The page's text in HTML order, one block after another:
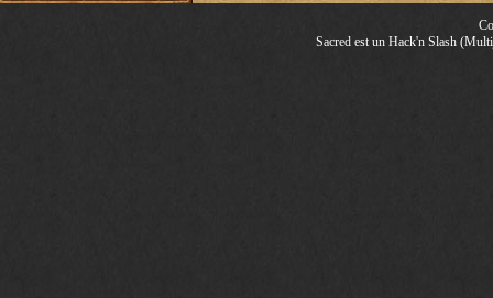
Sacred est un Hack'n Slash